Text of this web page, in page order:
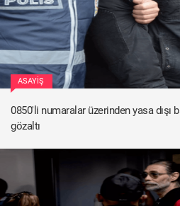
ASAYIŞ
0850'li numaralar üzerinden yasa dışı
gözaltı